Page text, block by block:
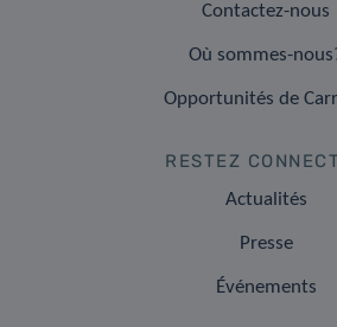
Contactez-nous
Où sommes-
Opportunités de
RESTEZ
Actualités
Presse
Événements